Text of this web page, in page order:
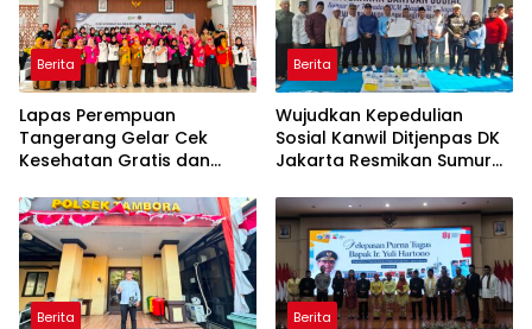
Berita
Lapas Perempuan
Tangerang Gelar Cek
Kesehatan Gratis dan
DNA bagi Petugas dan
Warga Binaan
Berita
Wujudkan Kepedulian
Sosial Kanwil Ditjenpas DK
Jakarta Resmikan Sumur
Berita Berita